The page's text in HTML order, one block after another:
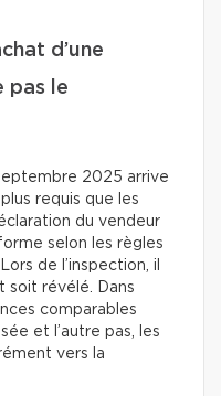
d’une
pas le
2025 arrive
requis que les
du vendeur
selon les règles
de l’inspection, il
soit révélé. Dans
comparables
et l’autre pas, les
vers la